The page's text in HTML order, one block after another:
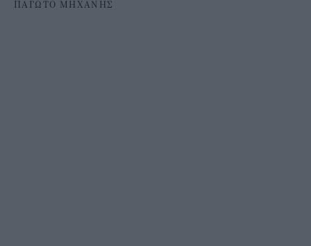
ΠΑΓΩΤΟ ΜΗΧΑΝΗΣ